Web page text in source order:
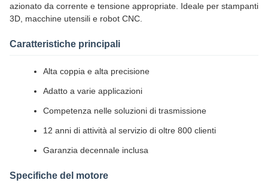
azionato da corrente e tensione appropriate. Ideale per stampanti
3D, macchine utensili e robot CNC.
Caratteristiche principali
Alta coppia e alta precisione
Adatto a varie applicazioni
Competenza nelle soluzioni di trasmissione
12 anni di attività al servizio di oltre 800 clienti
Garanzia decennale inclusa
Specifiche del motore